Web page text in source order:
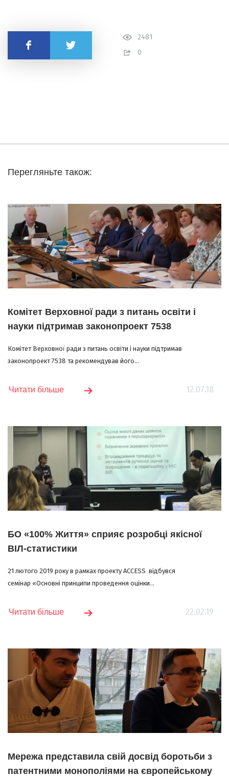
2481
0
Поділитись
Перегляньте також:
Комітет Верховної ради з питань освіти і
науки підтримав законопроект 7538
Комітет Верховної ради з питань освіти і науки підтримав
законопроект 7538 та рекомендував його...
12.07.18
Читати більше
БО «100% Життя» сприяє розробці якісної
ВІЛ-статистики
21 лютого 2019 року в рамках проекту ACCESS відбувся
семінар «Основні принципи проведення оцінки...
22.02.19
Читати більше
Мережа представила свій досвід боротьби з
патентними монополіями на європейському